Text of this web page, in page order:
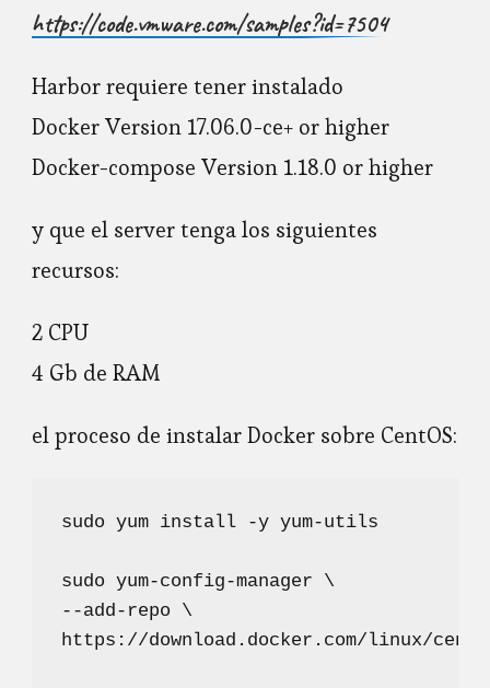
https://code.vmware.com/samples?id=7504
Harbor requiere tener instalado
Docker Version 17.06.0-ce+ or higher
Docker-compose Version 1.18.0 or higher
y que el server tenga los siguientes
recursos:
2 CPU
4 Gb de RAM
el proceso de instalar Docker sobre CentOS:
sudo yum install -y yum-utils
sudo yum-config-manager \
--add-repo \
https://download.docker.com/linux/